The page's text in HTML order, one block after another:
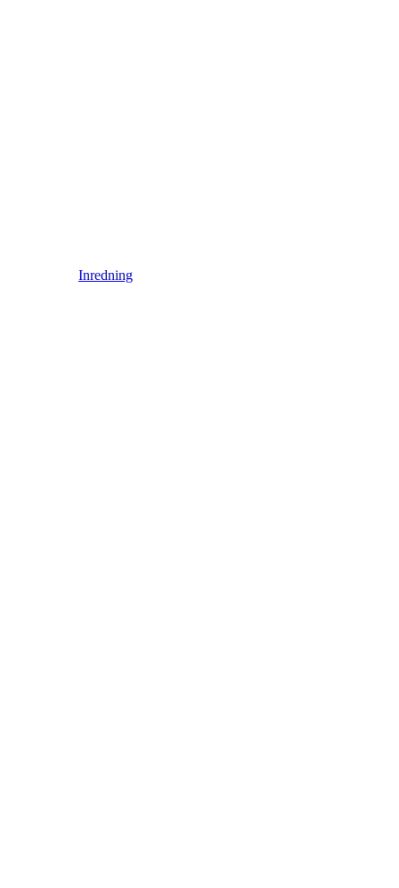
Inredning